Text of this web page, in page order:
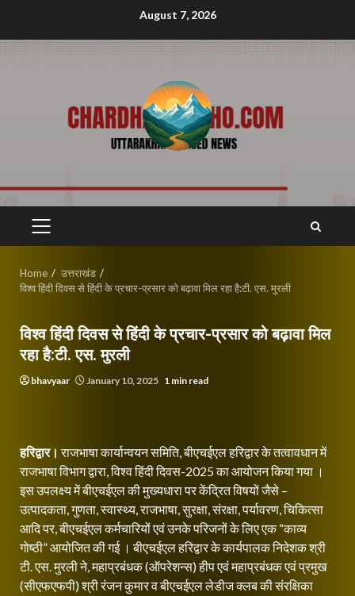
August 7, 2026
PRIMARY
Home
उत्तराखंड
विश्व हिंदी दिवस से हिंदी के प्रचार-प्रसार को बढ़ावा मिल रहा है:टी. एस. मुरली
विश्व हिंदी दिवस से हिंदी के प्रचार-प्रसार को बढ़ावा मिल
रहा है:टी. एस. मुरली
bhavyaar January 10, 2025 1 min read
हरिद्वार। राजभाषा कार्यान्‍वयन समिति, बीएचईएल हरिद्वार के तत्‍वावधान में
राजभाषा विभाग द्वारा, विश्व हिंदी दिवस-2025 का आयोजन किया गया ।
इस उपलक्ष्य में बीएचईएल की मुख्यधारा पर केंद्रित विषयों जैसे –
उत्पादकता, गुणता, स्‍वास्थ्‍य, राजभाषा, सुरक्षा, संरक्षा, पर्यावरण, चि‍कित्‍सा
आदि पर, बीएचईएल कर्मचारियों एवं उनके परिजनों के लिए एक “काव्‍य
गोष्‍ठी” आयोजित की गई । बीएचईएल हरिद्वार के कार्यपालक निदेशक श्री
टी. एस. मुरली ने, महाप्रबंधक (ऑपरेशन्स) हीप एवं महाप्रबंधक एवं प्रमुख
(सीएफएफपी) श्री रंजन कुमार व बीएचईएल लेडीज क्लब की संरक्षिका